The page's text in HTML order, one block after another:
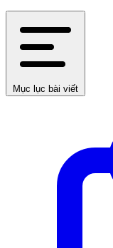
Mục lục bài viết